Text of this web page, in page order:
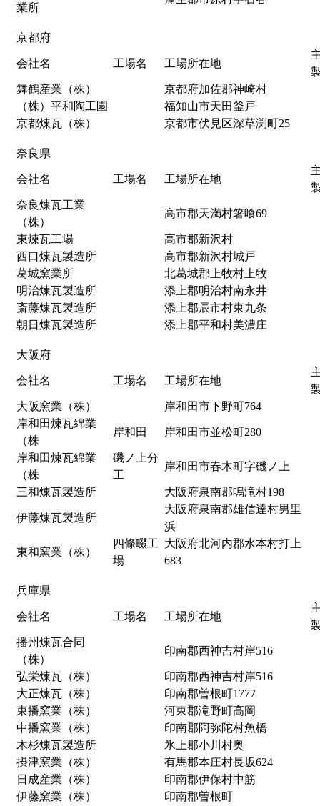
業所
京都府
会社名 工場名 工場所在地
舞鶴産業（株）
京都府加佐郡神崎村
（株）平和陶工園
福知山市天田釜戸
京都煉瓦（株）
京都市伏見区深草渕町25
奈良県
会社名 工場名 工場所在地
奈良煉瓦工業
（株）
高市郡天満村箸喰69
東煉瓦工場
高市郡新沢村
西口煉瓦製造所
高市郡新沢村城戸
葛城窯業所
北葛城郡上牧村上牧
明治煉瓦製造所
添上郡明治村南永井
斎藤煉瓦製造所
添上郡辰市村東九条
朝日煉瓦製造所
添上郡平和村美濃庄
大阪府
会社名 工場名 工場所在地
大阪窯業（株）
岸和田市下野町764
岸和田煉瓦綿業
（株
岸和田 岸和田市並松町280
岸和田煉瓦綿業
（株
磯ノ上分
工
岸和田市春木町字磯ノ上
三和煉瓦製造所 大阪府泉南郡鳴滝村198
伊藤煉瓦製造所
大阪府泉南郡雄信達村男里
浜
東和窯業（株）
四條畷工
場
大阪府北河内郡水本村打上
683
兵庫県
会社名 工場名 工場所在地
播州煉瓦合同
（株）
印南郡西神吉村岸516
弘栄煉瓦（株）
印南郡西神吉村岸516
大正煉瓦（株）
印南郡曽根町1777
東播窯業（株）
河東郡滝野町高岡
中播窯業（株）
印南郡阿弥陀村魚橋
木杉煉瓦製造所
氷上郡小川村奥
摂津窯業（株）
有馬郡本庄村長坂624
日成産業（株）
印南郡伊保村中筋
伊藤窯業（株）
印南郡曽根町